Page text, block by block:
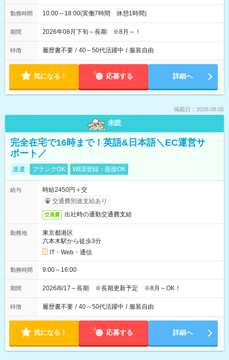
勤務時間 10:00～18:00(実働7時間 休憩1時間)
期間 2026年08月下旬～長期 ※8月～！
特徴 履歴書不要 / 40～50代活躍中 / 服装自由
気になる！ 応募する 詳細へ
掲載日：2026.08.05
未読
完全在宅で16時まで！英語&日本語＼EC運営サ
ポート／
派遣 ブランクOK WEB登録・面接OK
給与
時給2450円＋交
交通費別途支給あり
交通費 出社時の通勤交通費支給
勤務地
東京都港区
六本木駅から徒歩3分
IT・Web・通信
勤務時間 9:00～16:00
期間 2026/8/17～長期 ※長期更新予定 ※8月～OK！
特徴 履歴書不要 / 40～50代活躍中 / 服装自由
気になる！ 応募する 詳細へ